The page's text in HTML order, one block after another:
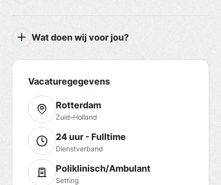
Wat doen wij voor jou?
Vacaturegegevens
Rotterdam
Zuid-Holland
24 uur - Fulltime
Dienstverband
Poliklinisch/Ambulant
Setting